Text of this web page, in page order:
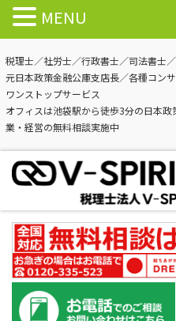
税理士／社労士／行政書士／司法書士
元日本政策金融公庫支店長／各種コン
ワンストップサービス
オフィスは池袋駅から徒歩3分の日本
業・経営の無料相談実施中
MENU